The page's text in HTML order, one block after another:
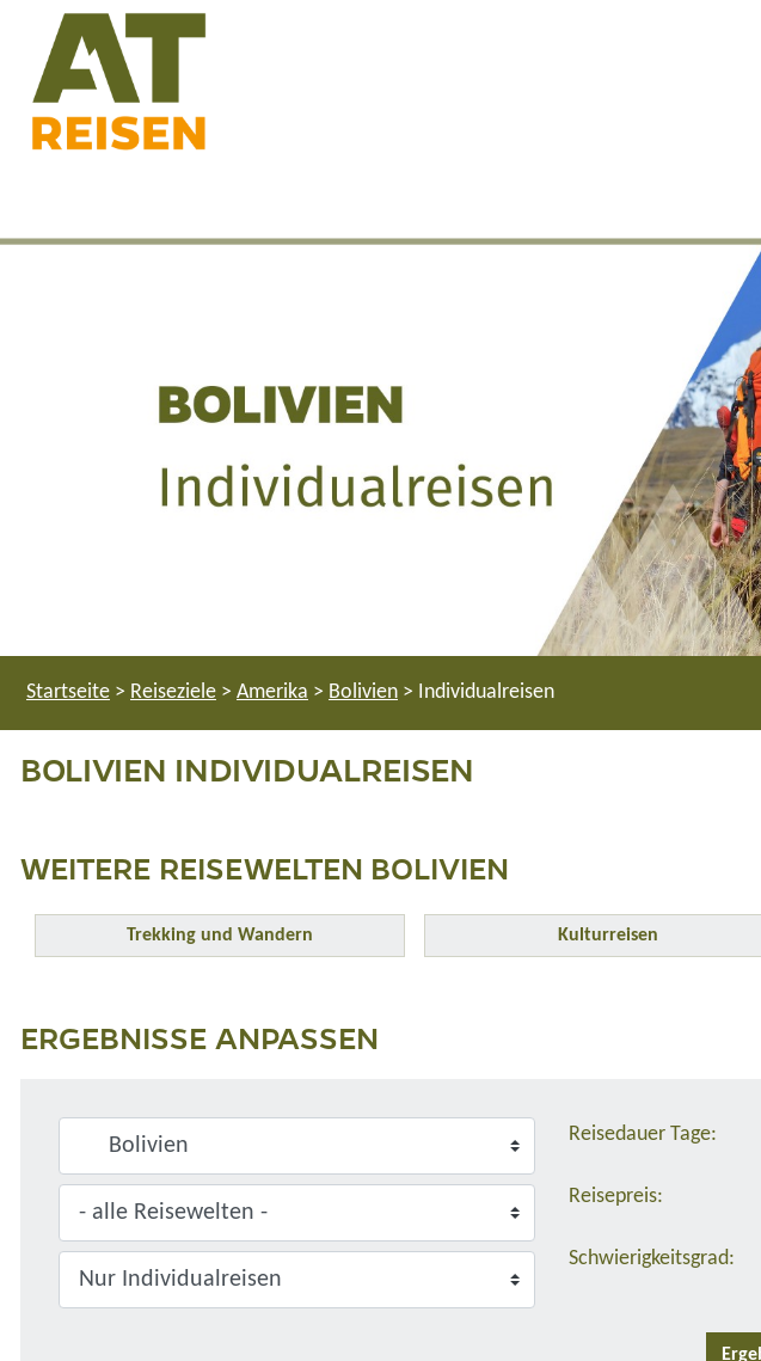
Startseite > Reiseziele > Amerika > Bolivien > Individualreisen
BOLIVIEN INDIVIDUALREISEN
WEITERE REISEWELTEN BOLIVIEN
Trekking und Wandern Kulturreisen
ERGEBNISSE ANPASSEN
Reisedauer Tage:
Reisepreis:
Schwierigkeitsgrad: